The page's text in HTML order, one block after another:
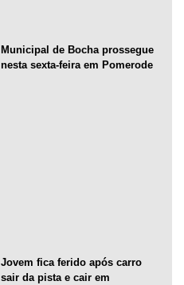
Municipal de Bocha prossegue
nesta sexta-feira em Pomerode
Jovem fica ferido após carro
sair da pista e cair em